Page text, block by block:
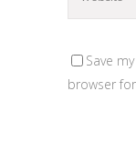
Save
browser